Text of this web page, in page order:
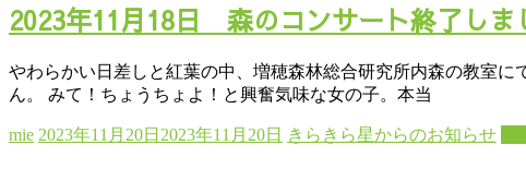
2023年11月18日 森のコンサート終了しま
やわらかい日差しと紅葉の中、増穂森林総合研究所内森の教室
ん。 みて！ちょうちょよ！と興奮気味な女の子。本当
mie 2023年11月20日 2023年11月20日 きらきら星からのお知らせ